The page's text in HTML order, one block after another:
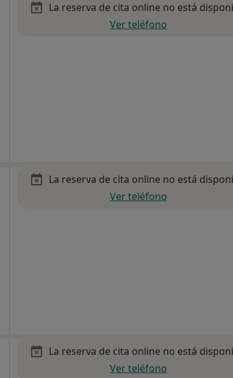
La reserva de cita online no está
Ver teléfono
La reserva de cita online no está
Ver teléfono
La reserva de cita online no está
Ver teléfono